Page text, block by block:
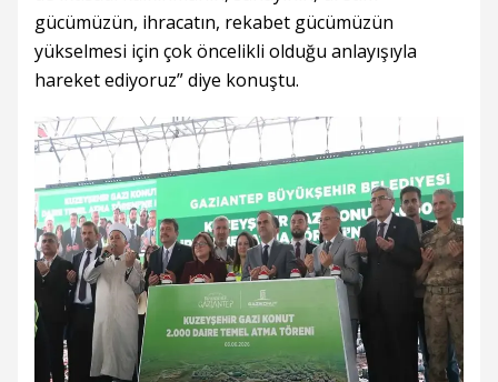
gücümüzün, ihracatın, rekabet gücümüzün
yükselmesi için çok öncelikli olduğu anlayışıyla
hareket ediyoruz” diye konuştu.